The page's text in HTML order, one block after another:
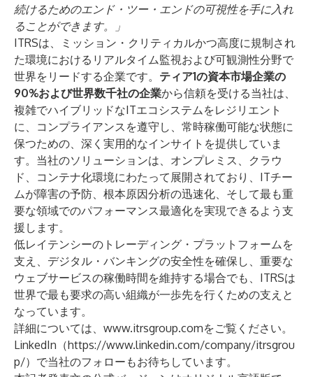
続けるためのエンド・ツー・エンドの可視性を手に入れ
ることができます。」
ITRSは、ミッション・クリティカルかつ高度に規制され
た環境におけるリアルタイム監視および可観測性分野で
世界をリードする企業です。 ティア1の資本市場企業の
90%および世界数千社の企業から信頼を受ける当社は、
複雑でハイブリッドなITエコシステムをレジリエント
に、コンプライアンスを遵守し、常時稼働可能な状態に
保つための、深く実用的なインサイトを提供していま
す。当社のソリューションは、オンプレミス、クラウ
ド、コンテナ化環境にわたって展開されており、ITチー
ムが障害の予防、根本原因分析の迅速化、そして最も重
要な領域でのパフォーマンス最適化を実現できるよう支
援します。
低レイテンシーのトレーディング・プラットフォームを
支え、デジタル・バンキングの安全性を確保し、重要な
ウェブサービスの稼働時間を維持する場合でも、ITRSは
世界で最も要求の高い組織が一歩先を行くための支えと
なっています。
詳細については、 www.itrsgroup.comをご覧ください。
LinkedIn（https://www.linkedin.com/company/itrsgrou
p/）で当社のフォローもお待ちしています。